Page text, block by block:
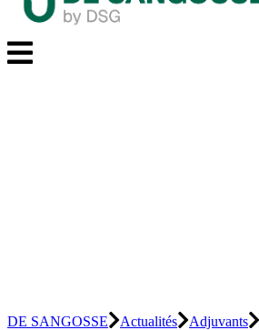
DE SANGOSSE Actualités Adjuvants